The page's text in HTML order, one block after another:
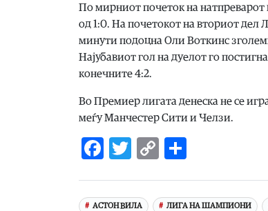
По мирниот почеток на натпреварот
од 1:0. На почетокот на вториот дел
минути подоцна Оли Воткинс
Најубавиот гол на дуелот го
конечните 4:2.
Во Премиер лигата денеска не се
меѓу Манчестер Сити и Челзи.
Facebook
Twitter
Copy
АСТОН ВИЛА ЛИГА НА ШАМПИОНИ